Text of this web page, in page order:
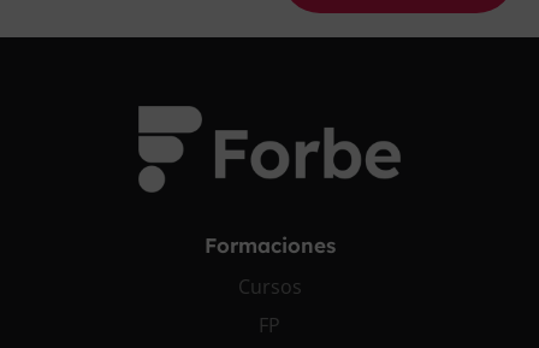
Formaciones
Cursos
FP